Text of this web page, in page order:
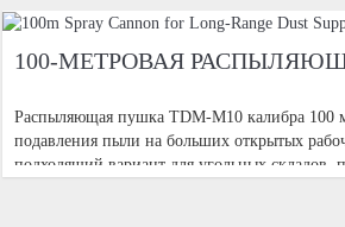
Распыляющая пушка TDM-M10 калибра 100
подавления пыли на больших открытых
подходящий вариант для угольных складов,